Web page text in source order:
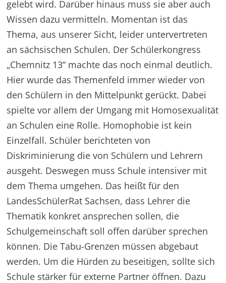
gelebt wird. Darüber hinaus muss sie aber auch
Wissen dazu vermitteln. Momentan ist das
Thema, aus unserer Sicht, leider untervertreten
an sächsischen Schulen. Der Schülerkongress
„Chemnitz 13“ machte das noch einmal deutlich.
Hier wurde das Themenfeld immer wieder von
den Schülern in den Mittelpunkt gerückt. Dabei
spielte vor allem der Umgang mit Homosexualität
an Schulen eine Rolle. Homophobie ist kein
Einzelfall. Schüler berichteten von
Diskriminierung die von Schülern und Lehrern
ausgeht. Deswegen muss Schule intensiver mit
dem Thema umgehen. Das heißt für den
LandesSchülerRat Sachsen, dass Lehrer die
Thematik konkret ansprechen sollen, die
Schulgemeinschaft soll offen darüber sprechen
können. Die Tabu-Grenzen müssen abgebaut
werden. Um die Hürden zu beseitigen, sollte sich
Schule stärker für externe Partner öffnen. Dazu